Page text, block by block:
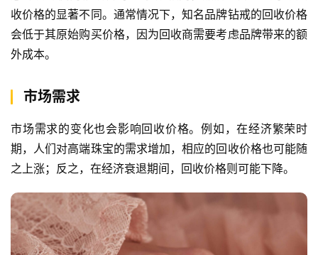
收价格的显著不同。通常情况下，知名品牌钻戒的回收价格
会低于其原始购买价格，因为回收商需要考虑品牌带来的额
外成本。
市场需求
市场需求的变化也会影响回收价格。例如，在经济繁荣时
期，人们对高端珠宝的需求增加，相应的回收价格也可能随
之上涨；反之，在经济衰退期间，回收价格则可能下降。